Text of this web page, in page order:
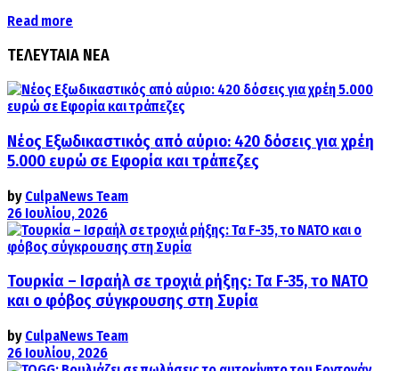
Read more
ΤΕΛΕΥΤΑΙΑ ΝΕΑ
Νέος Εξωδικαστικός από αύριο: 420 δόσεις για χρέη
5.000 ευρώ σε Εφορία και τράπεζες
by CulpaNews Team
26 Ιουλίου, 2026
Τουρκία – Ισραήλ σε τροχιά ρήξης: Τα F-35, το ΝΑΤΟ
και ο φόβος σύγκρουσης στη Συρία
by CulpaNews Team
26 Ιουλίου, 2026